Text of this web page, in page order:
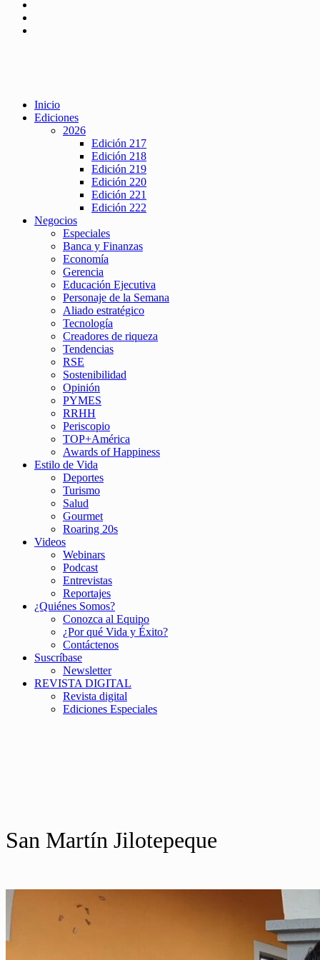
Inicio
Ediciones
2026
Edición 217
Edición 218
Edición 219
Edición 220
Edición 221
Edición 222
Negocios
Especiales
Banca y Finanzas
Economía
Gerencia
Educación Ejecutiva
Personaje de la Semana
Aliado estratégico
Tecnología
Creadores de riqueza
Tendencias
RSE
Sostenibilidad
Opinión
PYMES
RRHH
Periscopio
TOP+América
Awards of Happiness
Estilo de Vida
Deportes
Turismo
Salud
Gourmet
Roaring 20s
Videos
Webinars
Podcast
Entrevistas
Reportajes
¿Quiénes Somos?
Conozca al Equipo
¿Por qué Vida y Éxito?
Contáctenos
Suscríbase
Newsletter
REVISTA DIGITAL
Revista digital
Ediciones Especiales
San Martín Jilotepeque